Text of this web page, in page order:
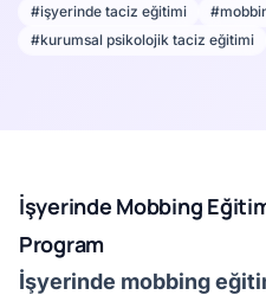
#işyerinde taciz eğitimi
#kurumsal psikolojik taciz eğitimi
İşyerinde Mobbing
Program
İşyerinde mobbing